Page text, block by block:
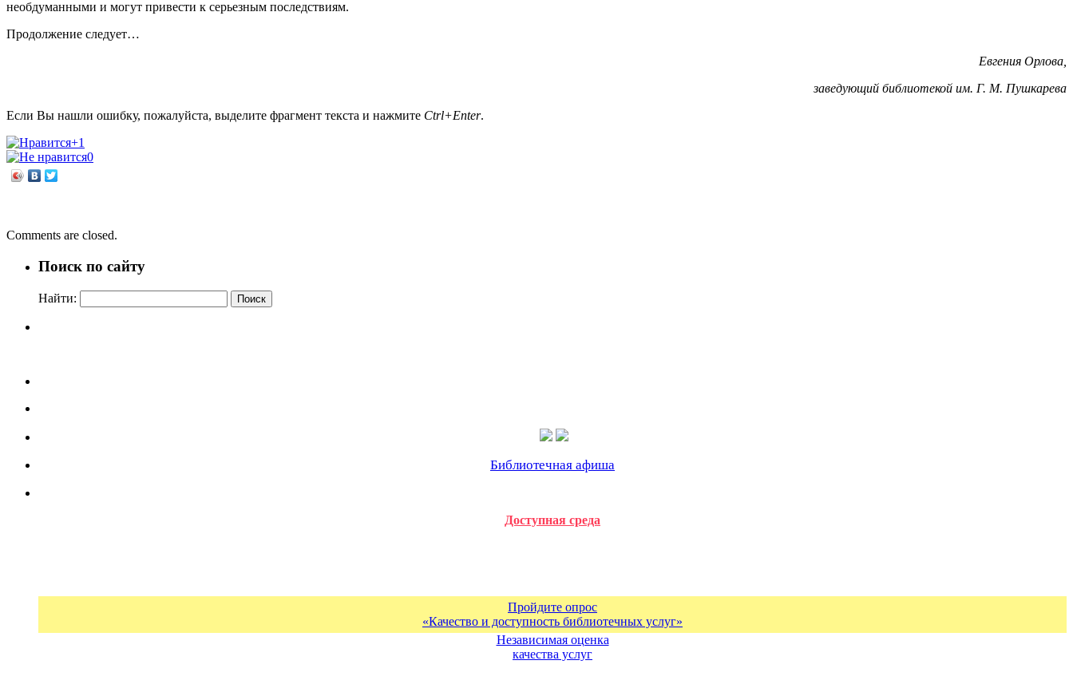
необдуманными и могут привести к серьезным последствиям.
Продолжение следует…
Евгения Орлова,
заведующий библиотекой им. Г. М. Пушкарева
Если Вы нашли ошибку, пожалуйста, выделите фрагмент текста и нажмите Ctrl+Enter.
+1
0
Comments are closed.
Поиск по сайту
Найти:
Библиотечная афиша
Доступная среда
Пройдите опрос
«Качество и доступность библиотечных услуг»
Независимая оценка
качества услуг